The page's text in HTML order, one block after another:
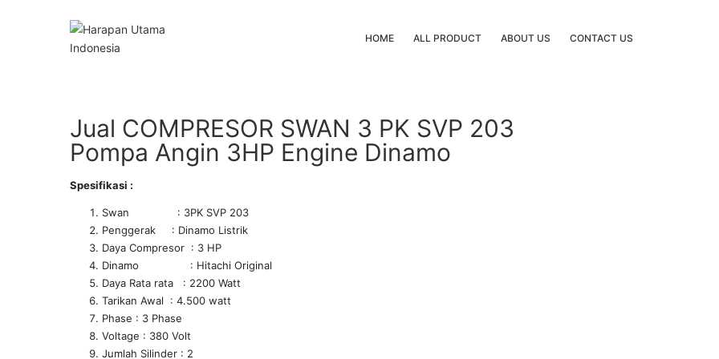
HOME ALL PRODUCT ABOUT US CONTACT US
Jual COMPRESOR SWAN 3 PK SVP 203
Pompa Angin 3HP Engine Dinamo
Spesifikasi :
Swan : 3PK SVP 203
Penggerak : Dinamo Listrik
Daya Compresor : 3 HP
Dinamo : Hitachi Original
Daya Rata rata : 2200 Watt
Tarikan Awal : 4.500 watt
Phase : 3 Phase
Voltage : 380 Volt
Jumlah Silinder : 2